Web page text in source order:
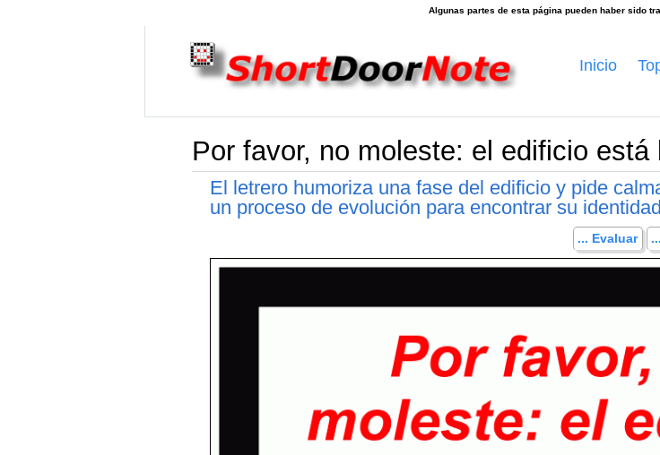
Inicio
Por favor, no moleste: el edificio
El letrero humoriza una fase del edificio y pide
un proceso de evolución para encontrar su
... Evaluar